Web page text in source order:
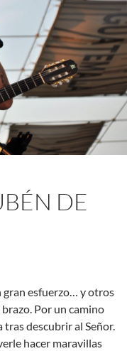
DE
gran esfuerzo… y otros
Por un camino
tras descubrir al Señor.
hacer maravillas